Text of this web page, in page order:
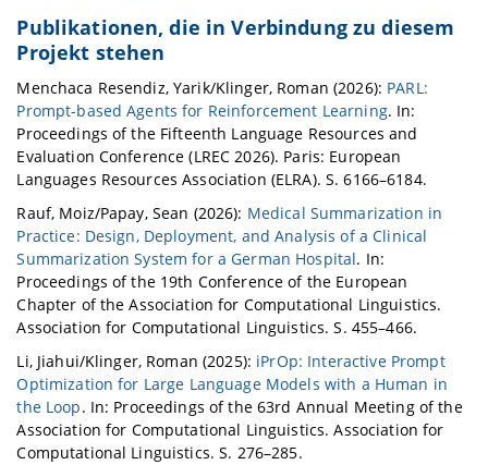
Publikationen, die in Verbindung zu diesem
Projekt stehen
Menchaca Resendiz, Yarik/Klinger, Roman (2026): PARL:
Prompt-based Agents for Reinforcement Learning. In:
Proceedings of the Fifteenth Language Resources and
Evaluation Conference (LREC 2026). Paris: European
Languages Resources Association (ELRA). S. 6166–6184.
Rauf, Moiz/Papay, Sean (2026): Medical Summarization in
Practice: Design, Deployment, and Analysis of a Clinical
Summarization System for a German Hospital. In:
Proceedings of the 19th Conference of the European
Chapter of the Association for Computational Linguistics.
Association for Computational Linguistics. S. 455–466.
Li, Jiahui/Klinger, Roman (2025): iPrOp: Interactive Prompt
Optimization for Large Language Models with a Human in
the Loop. In: Proceedings of the 63rd Annual Meeting of the
Association for Computational Linguistics. Association for
Computational Linguistics. S. 276–285.